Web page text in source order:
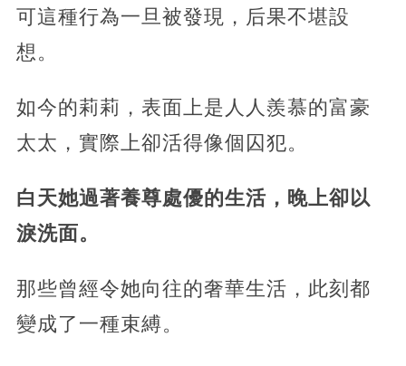
可這種行為一旦被發現，后果不堪設
想。
如今的莉莉，表面上是人人羨慕的富豪
太太，實際上卻活得像個囚犯。
白天她過著養尊處優的生活，晚上卻以
淚洗面。
那些曾經令她向往的奢華生活，此刻都
變成了一種束縛。